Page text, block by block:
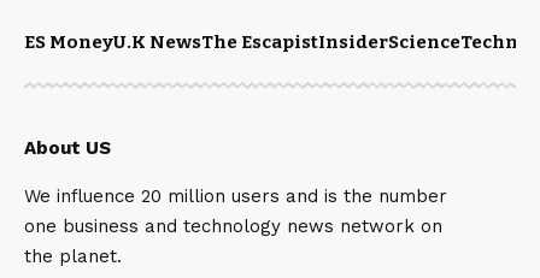
ES MoneyU.K NewsThe EscapistInsiderScience
About US
We influence 20 million users and is the number
one business and technology news network on
the planet.